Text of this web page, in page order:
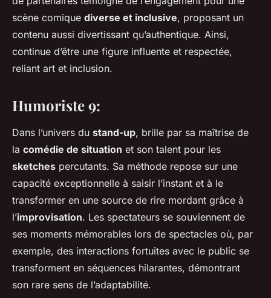
scène comique diverse et inclusive, proposant un
contenu aussi divertissant qu’authentique. Ainsi,
continue d’être une figure influente et respectée,
reliant art et inclusion.
Humoriste 9:
Dans l’univers du stand-up, brille par sa maîtrise de
la comédie de situation et son talent pour les
sketches percutants. Sa méthode repose sur une
capacité exceptionnelle à saisir l’instant et à le
transformer en une source de rire mordant grâce à
l’improvisation. Les spectateurs se souviennent de
ses moments mémorables lors de spectacles où, par
exemple, des interactions fortuites avec le public se
transforment en séquences hilarantes, démontrant
son rare sens de l’adaptabilité.